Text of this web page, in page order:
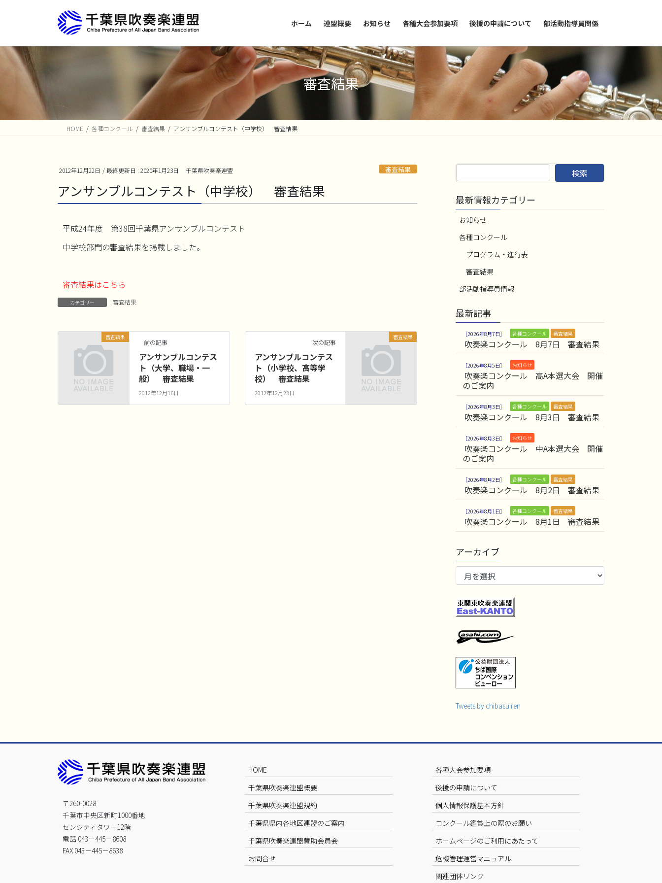
ツ
シ
移
ホーム 連盟概要 お知らせ 各種大会参加要項 後援の申請について 部活動指導員関係
審査結果
HOME 各種コンクール 審査結果 アンサンブルコンテスト（中学校） 審査結果
2012年12月22日 / 最終更新日 : 2020年1月23日 千葉県吹奏楽連盟 審査結果
アンサンブルコンテスト（中学校） 審査結果
平成24年度 第38回千葉県アンサンブルコンテスト
中学校部門の審査結果を掲載しました。
審査結果はこちら
カテゴリー 審査結果
審査結果
前の記事
アンサンブルコンテス
ト（大学、職場・一
般） 審査結果
2012年12月16日
審査結果
次の記事
アンサンブルコンテス
ト（小学校、高等学
校） 審査結果
2012年12月23日
検索
最新情報カテゴリー
お知らせ
各種コンクール
プログラム・進行表
審査結果
部活動指導員情報
最新記事
2026年8月7日 各種コンクール 審査結果
吹奏楽コンクール 8月7日 審査結果
2026年8月5日 お知らせ
吹奏楽コンクール 高A本選大会 開催
のご案内
2026年8月3日 各種コンクール 審査結果
吹奏楽コンクール 8月3日 審査結果
2026年8月3日 お知らせ
吹奏楽コンクール 中A本選大会 開催
のご案内
2026年8月2日 各種コンクール 審査結果
吹奏楽コンクール 8月2日 審査結果
2026年8月1日 各種コンクール 審査結果
吹奏楽コンクール 8月1日 審査結果
アーカイブ
ア
イ
ブ
Tweets by chibasuiren
〒260-0028
千葉市中央区新町1000番地
センシティタワー12階
電話 043－445－8608
FAX 043－445－8638
HOME
千葉県吹奏楽連盟概要
千葉県吹奏楽連盟規約
千葉県県内各地区連盟のご案内
千葉県吹奏楽連盟賛助会員会
お問合せ
各種大会参加要項
後援の申請について
個人情報保護基本方針
コンクール鑑賞上の際のお願い
ホームページのご利用にあたって
危機管理運営マニュアル
関連団体リンク